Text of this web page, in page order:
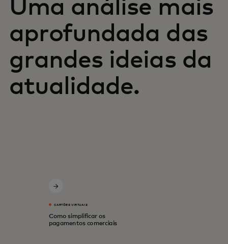
Uma análise mais
aprofundada das
grandes ideias da
atualidade.
CARTÕES VIRTUAIS
Como simplificar os
pagamentos comerciais